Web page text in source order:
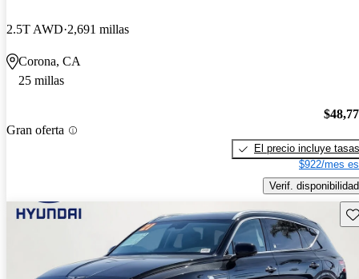
2.5T AWD 2,691 millas
Corona, CA
25 millas
Gran oferta
El precio incluye tasas
$922/mes
Verif. disponibilidad